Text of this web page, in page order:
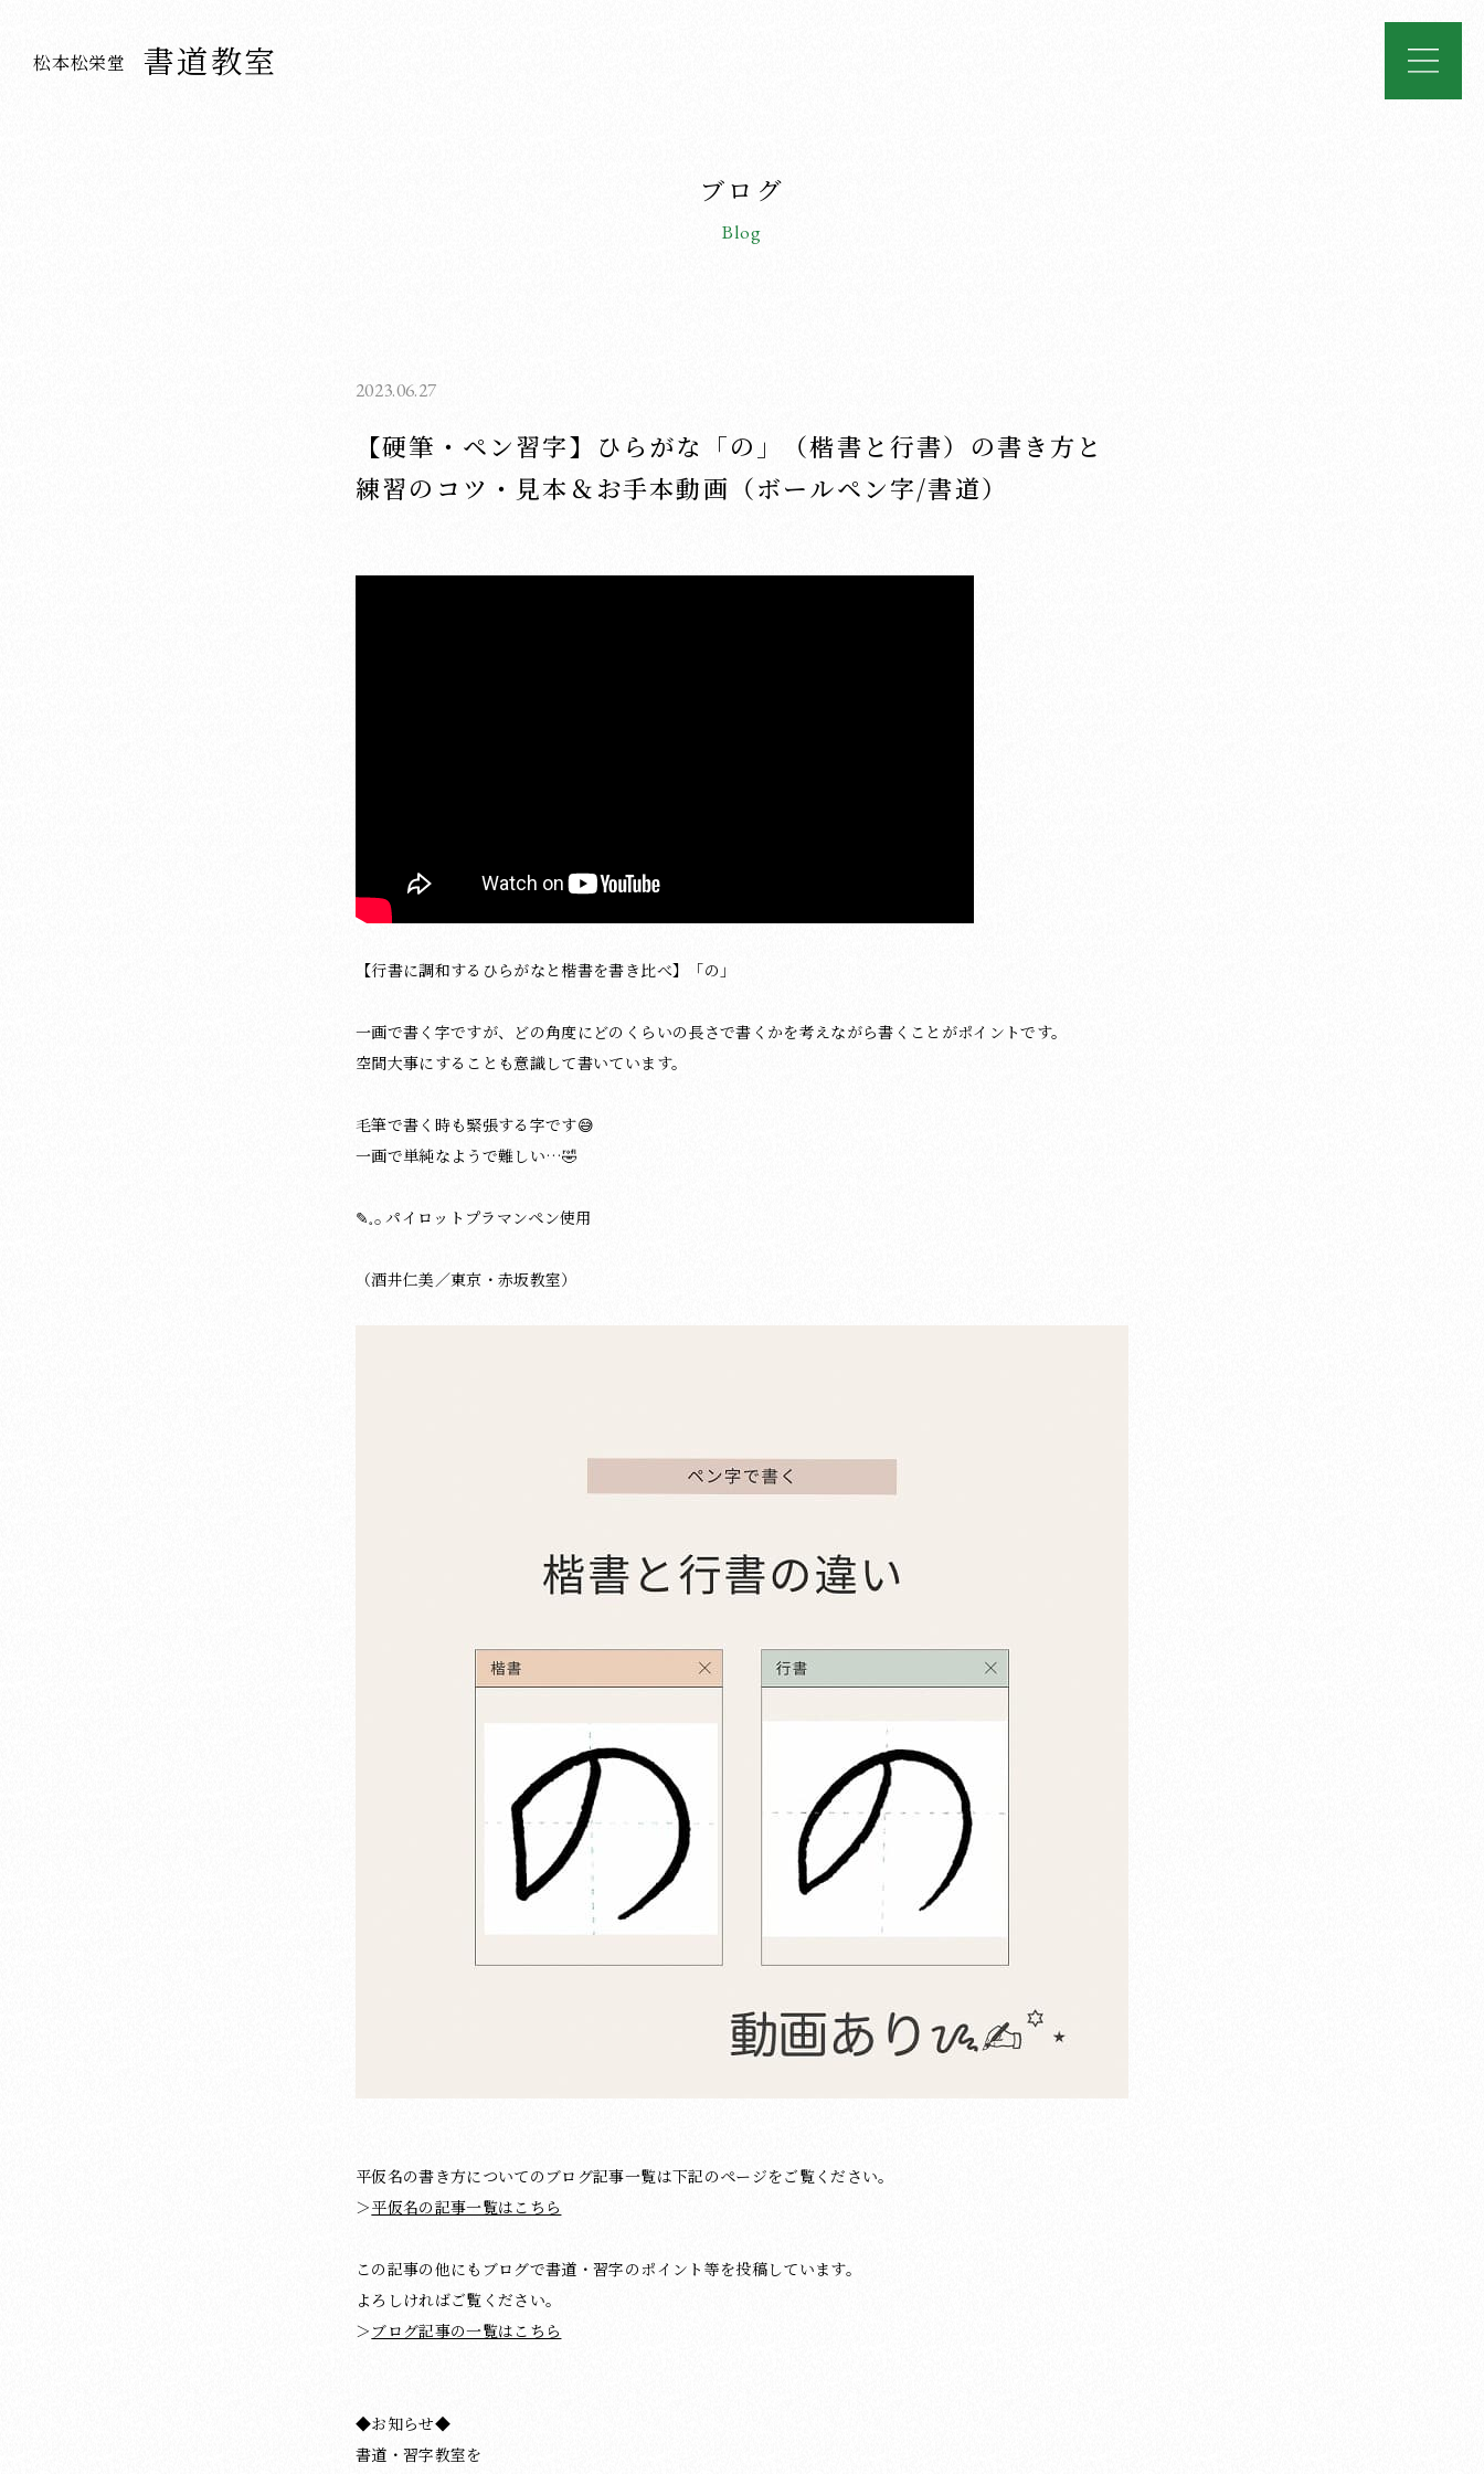
松本松栄堂 書道教室
ブログ
Blog
2023.06.27
【硬筆・ペン習字】ひらがな「の」（楷書と行書）の書き方と
練習のコツ・見本＆お手本動画（ボールペン字/書道）
【行書に調和するひらがなと楷書を書き比べ】「の」
一画で書く字ですが、どの角度にどのくらいの長さで書くかを考えながら書くことがポイントです。
空間大事にすることも意識して書いています。
毛筆で書く時も緊張する字です😅
一画で単純なようで難しい…🤣
✎𓈒𓂂 パイロットプラマンペン使用
（酒井仁美／東京・赤坂教室）
平仮名の書き方についてのブログ記事一覧は下記のページをご覧ください。
＞平仮名の記事一覧はこちら
この記事の他にもブログで書道・習字のポイント等を投稿しています。
よろしければご覧ください。
＞ ブログ記事の一覧はこちら
◆お知らせ◆
書道・習字教室を